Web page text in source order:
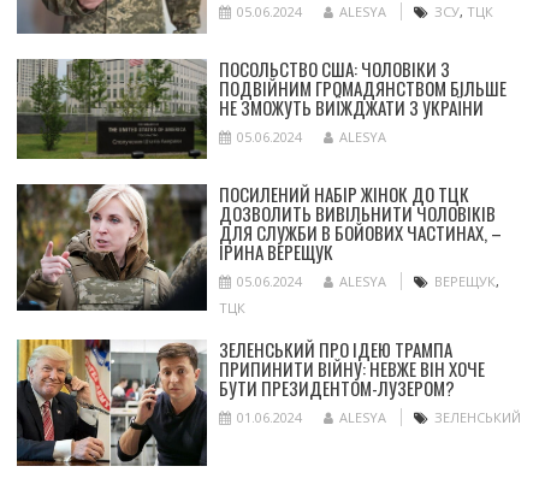
05.06.2024 ALESYA ЗСУ, ТЦК
ПОСОЛЬСТВО США: ЧОЛОВІКИ З
ПОДВІЙНИМ ГРОМАДЯНСТВОМ БІЛЬШЕ
НЕ ЗМОЖУТЬ ВИЇЖДЖАТИ З УКРАЇНИ
05.06.2024 ALESYA
ПОСИЛЕНИЙ НАБІР ЖІНОК ДО ТЦК
ДОЗВОЛИТЬ ВИВІЛЬНИТИ ЧОЛОВІКІВ
ДЛЯ СЛУЖБИ В БОЙОВИХ ЧАСТИНАХ, –
ІРИНА ВЕРЕЩУК
05.06.2024 ALESYA ВЕРЕЩУК,
ТЦК
ЗЕЛЕНСЬКИЙ ПРО ІДЕЮ ТРАМПА
ПРИПИНИТИ ВІЙНУ: НЕВЖЕ ВІН ХОЧЕ
БУТИ ПРЕЗИДЕНТОМ-ЛУЗЕРОМ?
01.06.2024 ALESYA ЗЕЛЕНСЬКИЙ